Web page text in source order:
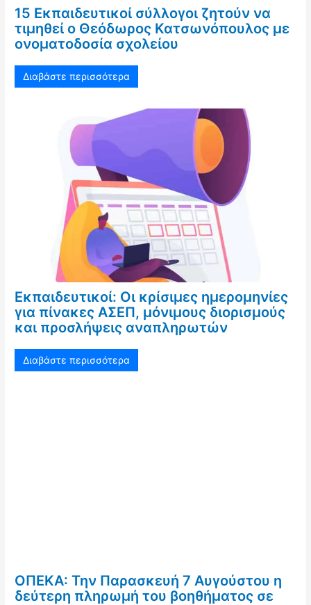
15 Εκπαιδευτικοί σύλλογοι ζητούν να
τιμηθεί ο Θεόδωρος Κατσωνόπουλος με
ονοματοδοσία σχολείου
Διαβάστε περισσότερα
Εκπαιδευτικοί: Οι κρίσιμες ημερομηνίες
για πίνακες ΑΣΕΠ, μόνιμους διορισμούς
και προσλήψεις αναπληρωτών
Διαβάστε περισσότερα
ΟΠΕΚΑ: Την Παρασκευή 7 Αυγούστου η
δεύτερη πληρωμή του βοηθήματος σε